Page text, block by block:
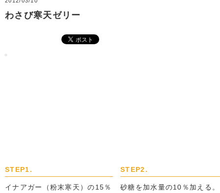
わさび寒天ゼリー
STEP1.
イナアガー（粉末寒天）の15％
STEP2.
砂糖を加水量の10％加える。